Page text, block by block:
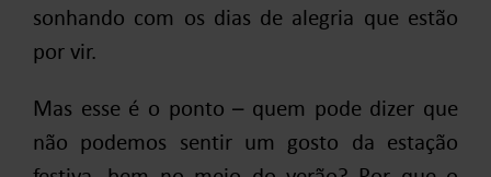
sonhando com os dias de alegria que estão
por vir.
Mas esse é o ponto – quem pode dizer que
não podemos sentir um gosto da estação